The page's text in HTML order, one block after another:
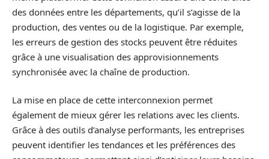
des données entre les départements, qu’il s’agisse de la
production, des ventes ou de la logistique. Par exemple,
les erreurs de gestion des stocks peuvent être réduites
grâce à une visualisation des approvisionnements
synchronisée avec la chaîne de production.
La mise en place de cette interconnexion permet
également de mieux gérer les relations avec les clients.
Grâce à des outils d’analyse performants, les entreprises
peuvent identifier les tendances et les préférences des